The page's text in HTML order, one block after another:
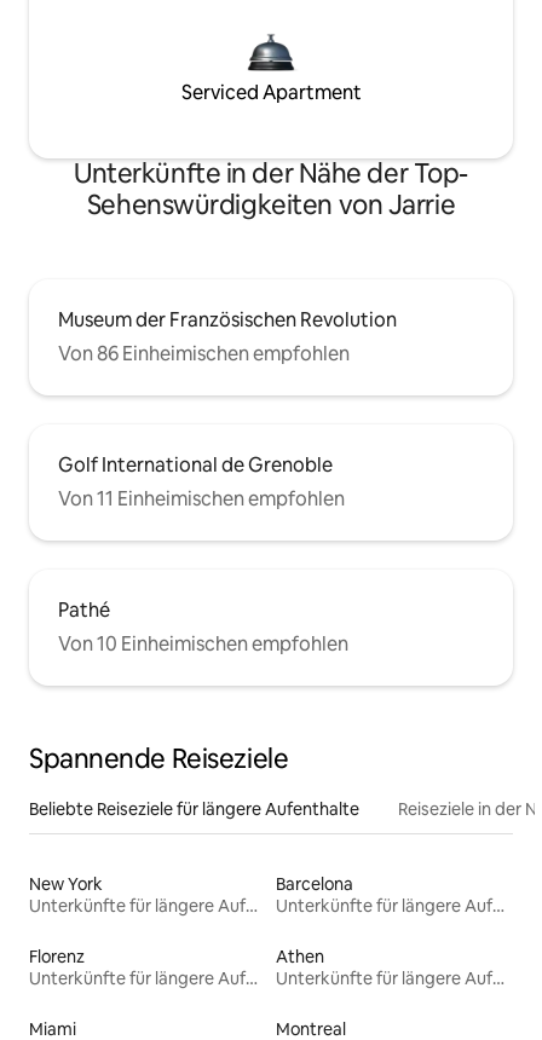
Serviced Apartment
Unterkünfte in der Nähe der Top-
Sehenswürdigkeiten von Jarrie
Museum der Französischen Revolution
Von 86 Einheimischen empfohlen
Golf International de Grenoble
Von 11 Einheimischen empfohlen
Pathé
Von 10 Einheimischen empfohlen
Spannende Reiseziele
Beliebte Reiseziele für längere Aufenthalte Reiseziele in der
New York
Unterkünfte für längere Aufenthalte
Barcelona
Unterkünfte für längere Aufenthalte
Florenz
Unterkünfte für längere Aufenthalte
Athen
Unterkünfte für längere Aufenthalte
Miami
Montreal